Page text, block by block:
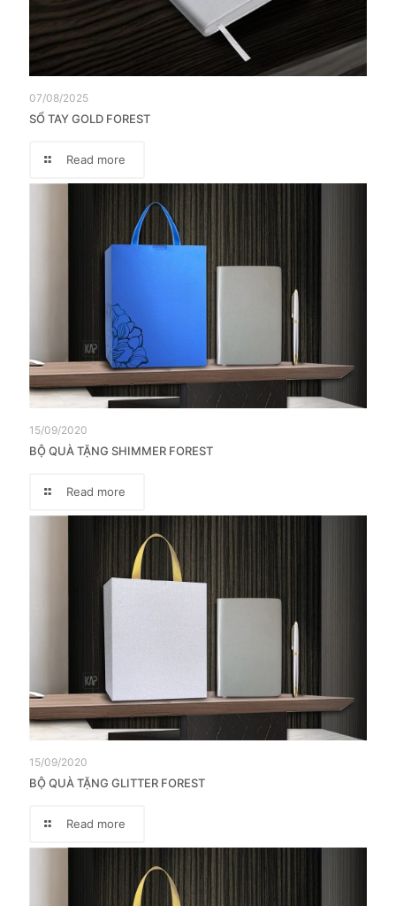
07/08/2025
SỔ TAY GOLD FOREST
Read more
15/09/2020
BỘ QUÀ TẶNG SHIMMER FOREST
Read more
15/09/2020
BỘ QUÀ TẶNG GLITTER FOREST
Read more